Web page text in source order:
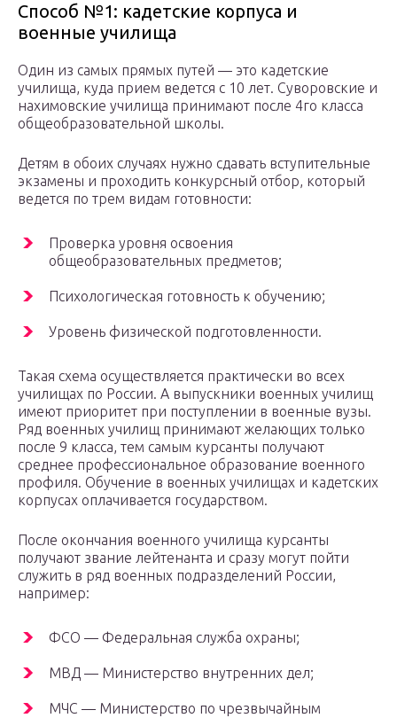
Способ №1: кадетские корпуса и
военные училища
Один из самых прямых путей — это кадетские
училища, куда прием ведется с 10 лет. Суворовские и
нахимовские училища принимают после 4го класса
общеобразовательной школы.
Детям в обоих случаях нужно сдавать вступительные
экзамены и проходить конкурсный отбор, который
ведется по трем видам готовности:
Проверка уровня освоения
общеобразовательных предметов;
Психологическая готовность к обучению;
Уровень физической подготовленности.
Такая схема осуществляется практически во всех
училищах по России. А выпускники военных училищ
имеют приоритет при поступлении в военные вузы.
Ряд военных училищ принимают желающих только
после 9 класса, тем самым курсанты получают
среднее профессиональное образование военного
профиля. Обучение в военных училищах и кадетских
корпусах оплачивается государством.
После окончания военного училища курсанты
получают звание лейтенанта и сразу могут пойти
служить в ряд военных подразделений России,
например:
ФСО — Федеральная служба охраны;
МВД — Министерство внутренних дел;
МЧС — Министерство по чрезвычайным